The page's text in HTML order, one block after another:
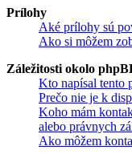
Prílohy
Aké prílohy sú
Ako si môžem
Záležitosti okolo
Kto napísal tento
Prečo nie je k
Koho mám
alebo právnych
Ako môžem